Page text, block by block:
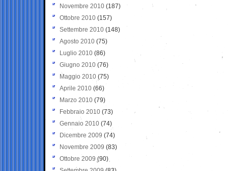
Novembre 2010 (187)
Ottobre 2010 (157)
Settembre 2010 (148)
Agosto 2010 (75)
Luglio 2010 (86)
Giugno 2010 (76)
Maggio 2010 (75)
Aprile 2010 (66)
Marzo 2010 (79)
Febbraio 2010 (73)
Gennaio 2010 (74)
Dicembre 2009 (74)
Novembre 2009 (83)
Ottobre 2009 (90)